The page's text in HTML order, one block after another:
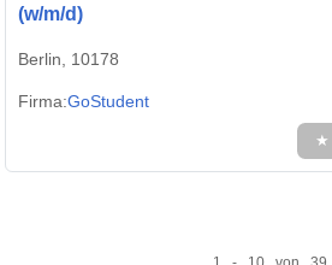
(w/m/d)
Berlin, 10178
Firma:GoStudent
★